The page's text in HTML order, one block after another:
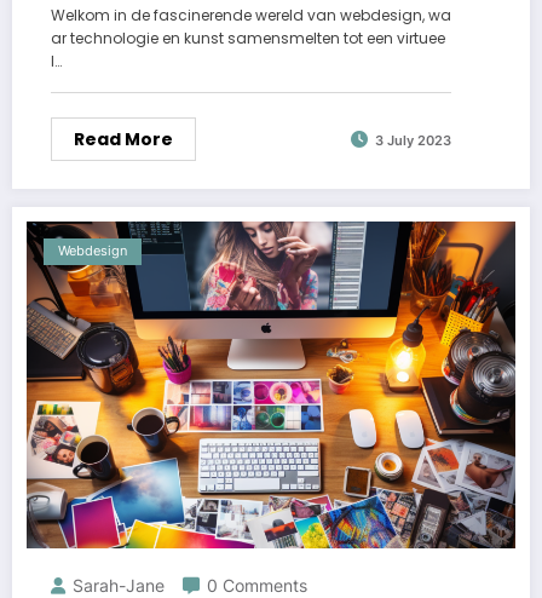
Welkom in de fascinerende wereld van webdesign, wa
ar technologie en kunst samensmelten tot een virtuee
l…
Read More 3 July 2023
Webdesign
Sarah-Jane 0 Comments